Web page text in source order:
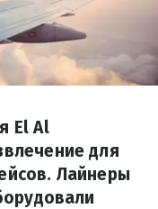
El Al
для
Лайнеры